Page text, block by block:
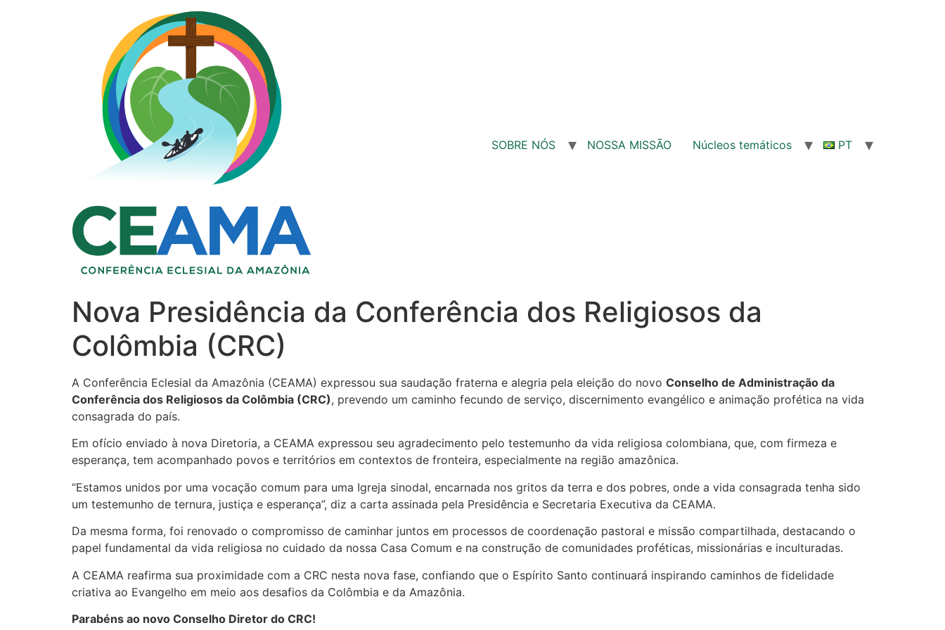
SOBRE NÓS NOSSA MISSÃO Núcleos temáticos PT
Nova Presidência da Conferência dos Religiosos da
Colômbia (CRC)
A Conferência Eclesial da Amazônia (CEAMA) expressou sua saudação fraterna e alegria pela eleição do novo Conselho de Administração da
Conferência dos Religiosos da Colômbia (CRC), prevendo um caminho fecundo de serviço, discernimento evangélico e animação profética na vida
consagrada do país.
Em ofício enviado à nova Diretoria, a CEAMA expressou seu agradecimento pelo testemunho da vida religiosa colombiana, que, com firmeza e
esperança, tem acompanhado povos e territórios em contextos de fronteira, especialmente na região amazônica.
“Estamos unidos por uma vocação comum para uma Igreja sinodal, encarnada nos gritos da terra e dos pobres, onde a vida consagrada tenha sido
um testemunho de ternura, justiça e esperança”, diz a carta assinada pela Presidência e Secretaria Executiva da CEAMA.
Da mesma forma, foi renovado o compromisso de caminhar juntos em processos de coordenação pastoral e missão compartilhada, destacando o
papel fundamental da vida religiosa no cuidado da nossa Casa Comum e na construção de comunidades proféticas, missionárias e inculturadas.
A CEAMA reafirma sua proximidade com a CRC nesta nova fase, confiando que o Espírito Santo continuará inspirando caminhos de fidelidade
criativa ao Evangelho em meio aos desafios da Colômbia e da Amazônia.
Parabéns ao novo Conselho Diretor do CRC!